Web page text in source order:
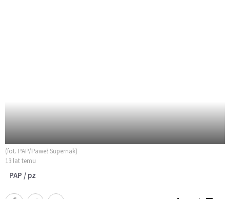
(fot. PAP/Paweł Supernak)
13 lat temu
PAP / pz